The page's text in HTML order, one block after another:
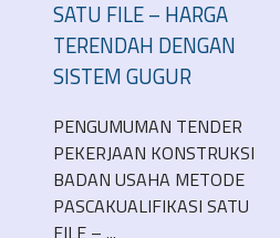
SATU FILE – HARGA
TERENDAH DENGAN
SISTEM GUGUR
PENGUMUMAN TENDER
PEKERJAAN KONSTRUKSI
BADAN USAHA METODE
PASCAKUALIFIKASI SATU
FILE – ...